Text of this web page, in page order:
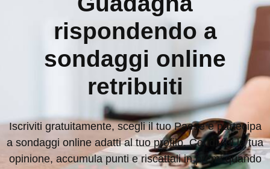
rispondendo a
sondaggi online
retribuiti
Iscriviti gratuitamente, scegli il tuo Paese e partecipa
a sondaggi online adatti al tuo profilo. Condividi la tua
opinione, accumula punti e riscattali in premi quando